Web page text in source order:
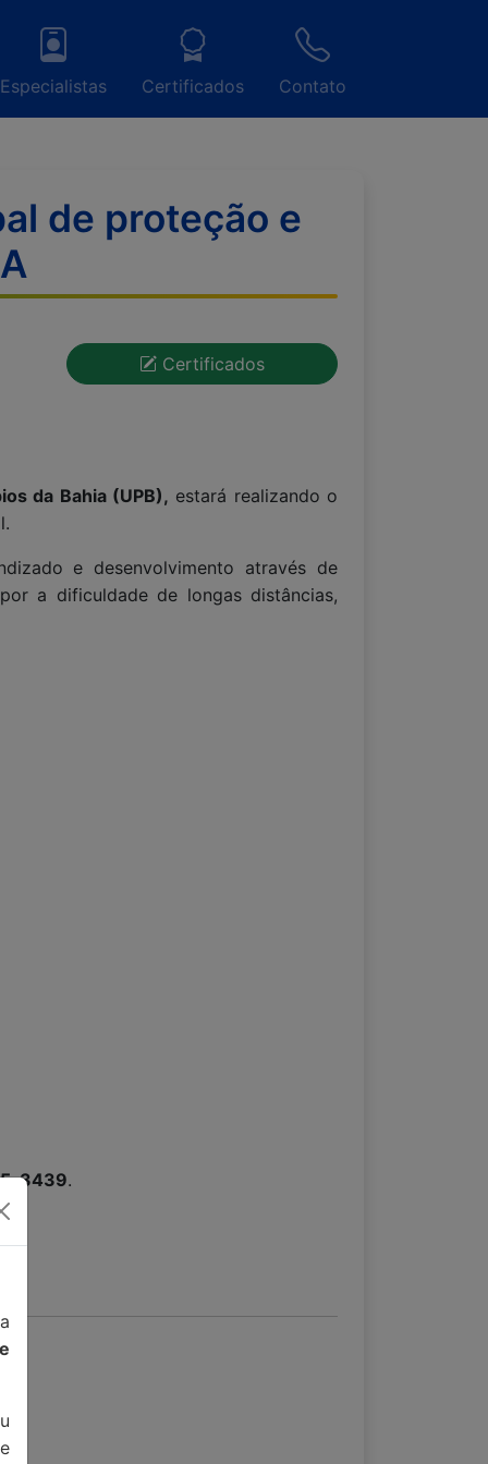
Especialistas Certificados Contato
de proteção e
Certificados
da Bahia (UPB), estará realizando o
e desenvolvimento através de
a dificuldade de longas distâncias,
3439.